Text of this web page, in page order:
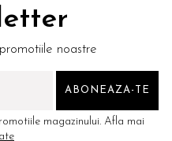
noastre
magazinului. Afla mai